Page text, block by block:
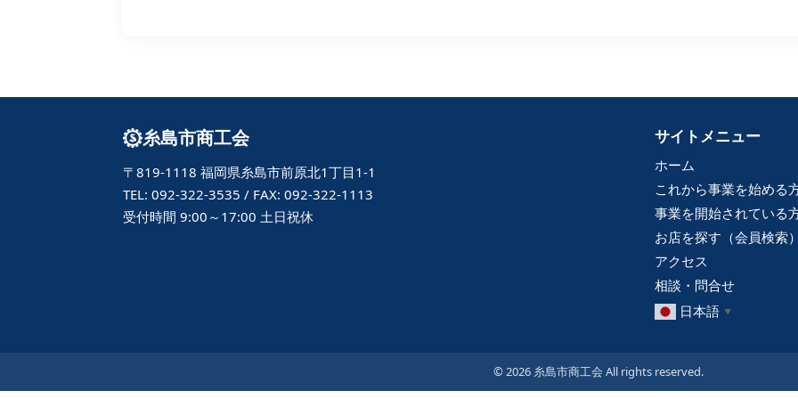
糸島市商工会
〒819-1118 福岡県糸島市前原北1丁目1-1
TEL: 092-322-3535 / FAX: 092-322-1113
受付時間 9:00～17:00 土日祝休
サイトメニュー
ホーム
これから事業を始める
事業を開始されている
お店を探す（会員検索）
アクセス
相談・問合せ
日本語 ▼
© 2026 糸島市商工会 All rights reserved.